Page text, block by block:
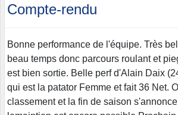
Compte-rendu
Bonne performance de l'équipe. Très
beau temps donc parcours roulant et
est bien sortie. Belle perf d'Alain Daix
qui est la patator Femme et fait 36 Net.
classement et la fin de saison